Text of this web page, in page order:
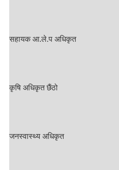
सहायक आ.ले.प अधिकृत
कृषि अधिकृत छैंठो
जनस्वास्थ्य अधिकृत